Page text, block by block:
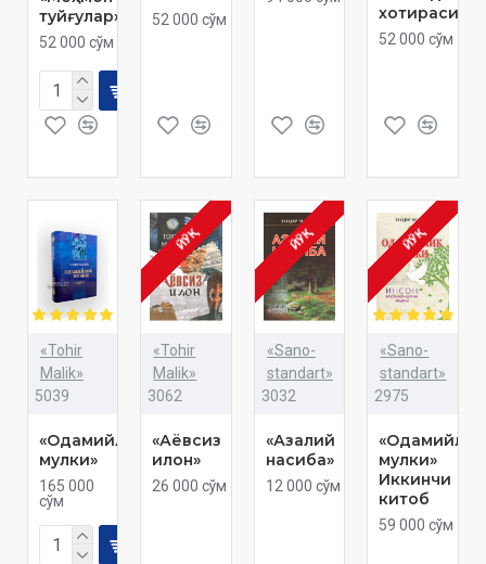
туйғулар»
52 000 сўм
52 000 сўм
52 000 сўм
«Tohir
Malik»
5039
«Одамийлик
мулки»
165 000
сўм
ЙЎҚ
«Tohir
Malik»
3062
«Аёвсиз
илон»
26 000 сўм
ЙЎҚ
«Sano-
standart»
3032
«Азалий
насиба»
12 000 сўм
ЙЎҚ
«Sano-
standart»
2975
«Одамийлик
мулки»
Иккинчи
китоб
59 000 сўм